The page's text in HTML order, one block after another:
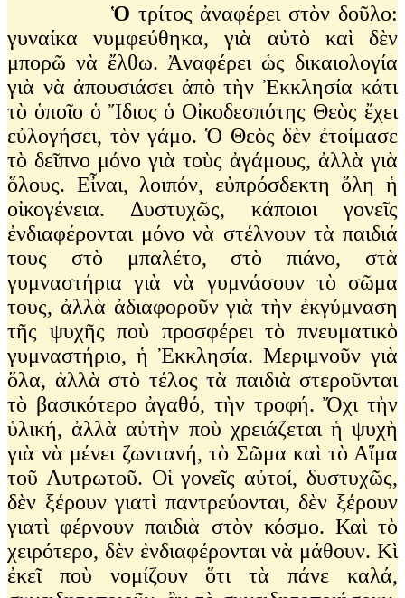
Ὁ τρίτος ἀναφέρει στὸν δοῦλο:
γυναίκα νυμφεύθηκα, γιὰ αὐτὸ καὶ δὲν
μπορῶ νὰ ἔλθω. Ἀναφέρει ὡς δικαιολογία
γιὰ νὰ ἀπουσιάσει ἀπὸ τὴν Ἐκκλησία κάτι
τὸ ὁποῖο ὁ Ἴδιος ὁ Οἰκοδεσπότης Θεὸς ἔχει
εὐλογήσει, τὸν γάμο. Ὁ Θεὸς δὲν ἐτοίμασε
τὸ δεῖπνο μόνο γιὰ τοὺς ἀγάμους, ἀλλὰ γιὰ
ὅλους. Εἶναι, λοιπόν, εὐπρόσδεκτη ὅλη ἡ
οἰκογένεια. Δυστυχῶς, κάποιοι γονεῖς
ἐνδιαφέρονται μόνο νὰ στέλνουν τὰ παιδιά
τους στὸ μπαλέτο, στὸ πιάνο, στὰ
γυμναστήρια γιὰ νὰ γυμνάσουν τὸ σῶμα
τους, ἀλλὰ ἀδιαφοροῦν γιὰ τὴν ἐκγύμναση
τῆς ψυχῆς ποὺ προσφέρει τὸ πνευματικὸ
γυμναστήριο, ἡ Ἐκκλησία. Μεριμνοῦν γιὰ
ὅλα, ἀλλὰ στὸ τέλος τὰ παιδιὰ στεροῦνται
τὸ βασικότερο ἀγαθό, τὴν τροφή. Ὄχι τὴν
ὑλική, ἀλλὰ αὐτὴν ποὺ χρειάζεται ἡ ψυχὴ
γιὰ νὰ μένει ζωντανή, τὸ Σῶμα καὶ τὸ Αἵμα
τοῦ Λυτρωτοῦ. Οἱ γονεῖς αὐτοί, δυστυχῶς,
δὲν ξέρουν γιατὶ παντρεύονται, δὲν ξέρουν
γιατὶ φέρνουν παιδιὰ στὸν κόσμο. Καὶ τὸ
χειρότερο, δὲν ἐνδιαφέρονται νὰ μάθουν. Κὶ
ἐκεῖ ποὺ νομίζουν ὅτι τὰ πάνε καλά,